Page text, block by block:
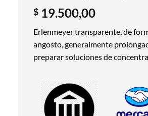
$ 19.500,00
Erlenmeyer transparente, de
angosto, generalmente
preparar soluciones de